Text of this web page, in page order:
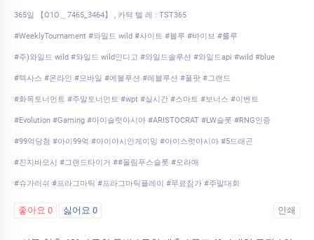
365일 【O1O＿7465_3464】 , 카텩 텔 레 : TST365
#WeeklyTournament #와일드 wild #사이트 #블루 #바이브 #룰루
#주)와일드 wild #와일드 wild인디고 #와일드솔루션 #와일드api #wild #blue
#텍사스 #온라인 #모바일 #에볼루션 #레블루션 #풀팟 #그랜드
#화목토너먼트 #주말토너먼트 #wpt #실시간 #스마트 #보너스 #이벤트
#Evolution #Gaming #아이슬럿아시아 #ARISTOCRAT #LW슬롯 #RNG인증
#99억당첨 #아이99억 #아이아시안게이밍 #아이스럿아시아 #5드래곤
#진지바오시 #그랜드타이거 ##올림푸스슬롯 #오라매
#슈가러쉬 #프라그마틱 #프라그마틱플레이 #무료참가 #주말대회
좋아요 0 싫어요 0 인쇄